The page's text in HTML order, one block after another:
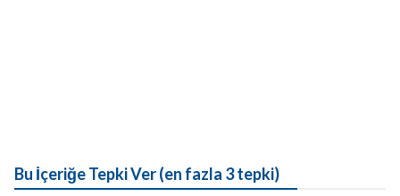
Bu İçeriğe Tepki Ver (en fazla 3 tepki)